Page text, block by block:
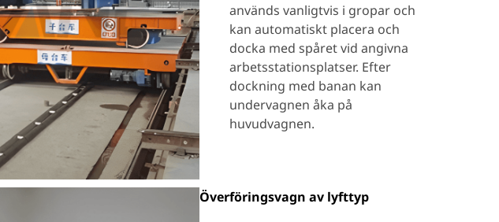
används vanligtvis i gropar och
kan automatiskt placera och
docka med spåret vid angivna
arbetsstationsplatser. Efter
dockning med banan kan
undervagnen åka på
huvudvagnen.
Överföringsvagn av lyfttyp